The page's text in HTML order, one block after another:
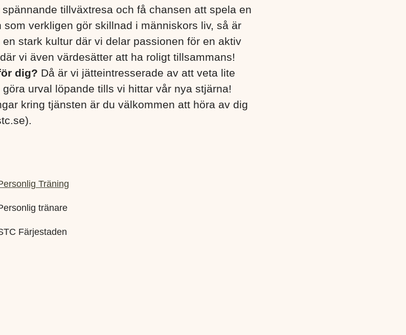
tillväxtresa och få chansen att spela en
verkligen gör skillnad i människors liv, så är
stark kultur där vi delar passionen för en aktiv
vi även värdesätter att ha roligt tillsammans!
dig? Då är vi jätteintresserade av att veta lite
urval löpande tills vi hittar vår nya stjärna!
kring tjänsten är du välkommen att höra av dig
Träning
tränare
Färjestaden